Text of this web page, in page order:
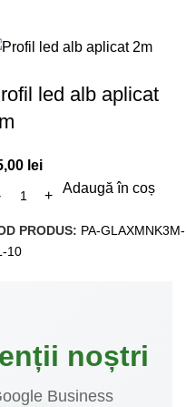
led alb aplicat
lei
Adaugă în coș
PRODUS: PA-GLAXMNK3M-
10
noștri
Business